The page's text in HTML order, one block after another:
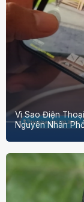
Vì Sao Điện
Nguyên Nhân